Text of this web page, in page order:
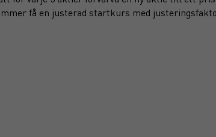
få en justerad startkurs med